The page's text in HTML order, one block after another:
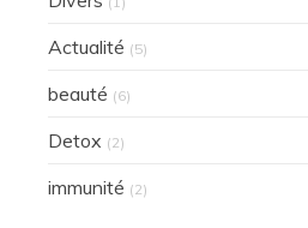
Actualité (5)
beauté (6)
Detox (2)
immunité (2)